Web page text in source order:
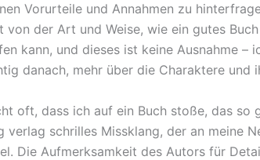
Vorurteile und Annahmen zu
von der Art und Weise, wie ein gutes
kann, und dieses ist keine Ausnahme –
danach, mehr über die Charaktere und
oft, dass ich auf ein Buch stoße, das so
verlag schrilles Missklang, der an meine
Die Aufmerksamkeit des Autors für